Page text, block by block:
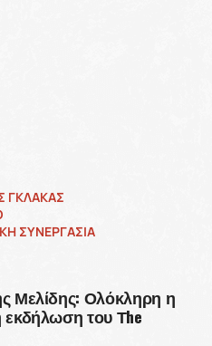
ΓΚΛΑΚΑΣ
ΣΥΝΕΡΓΑΣΙΑ
Μελίδης: Ολόκληρη η
εκδήλωση του Τhe